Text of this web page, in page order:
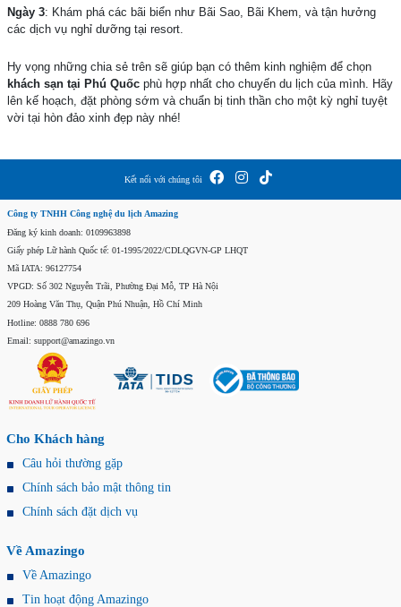
Ngày 3: Khám phá các bãi biển như Bãi Sao, Bãi Khem, và tận hưởng
các dịch vụ nghỉ dưỡng tại resort.
Hy vọng những chia sẻ trên sẽ giúp bạn có thêm kinh nghiệm để chọn
khách sạn tại Phú Quốc phù hợp nhất cho chuyến du lịch của mình. Hãy
lên kế hoạch, đặt phòng sớm và chuẩn bị tinh thần cho một kỳ nghỉ tuyệt
vời tại hòn đảo xinh đẹp này nhé!
Kết nối với chúng tôi
Công ty TNHH Công nghệ du lịch Amazing
Đăng ký kinh doanh: 0109963898
Giấy phép Lữ hành Quốc tế: 01-1995/2022/CDLQGVN-GP LHQT
Mã IATA: 96127754
VPGD: Số 302 Nguyễn Trãi, Phường Đại Mỗ, TP Hà Nội
209 Hoàng Văn Thụ, Quận Phú Nhuận, Hồ Chí Minh
Hotline: 0888 780 696
Email: support@amazingo.vn
Cho Khách hàng
Câu hỏi thường gặp
Chính sách bảo mật thông tin
Chính sách đặt dịch vụ
Về Amazingo
Về Amazingo
Tin hoạt động Amazingo